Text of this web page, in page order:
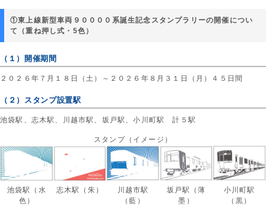
①東上線新型車両９００００系誕生記念スタンプラリーの開催につい
て（重ね押し式・5色）
（１）開催期間
２０２６年７月１８日（土）～２０２６年８月３１日（月）４５日間
（２）スタンプ設置駅
池袋駅、志木駅、川越市駅、坂戸駅、小川町駅 計５駅
スタンプ（イメージ）
池袋駅（水
色）
志木駅（朱）
川越市駅
（藍）
坂戸駅（薄
墨）
小川町駅
（黒）